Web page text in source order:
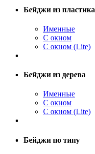
Бейджи из пластика
Именные
С окном
С окном (Lite)
Бейджи из дерева
Именные
С окном
С окном (Lite)
Бейджи по типу